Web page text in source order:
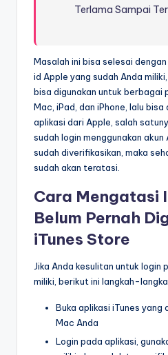
Terlama Sampai
Masalah ini bisa selesai
id Apple yang sudah Anda
bisa digunakan untuk berbagai
Mac, iPad, dan iPhone, lalu
aplikasi dari Apple, salah
sudah login menggunakan akun
sudah diverifikasikan, maka
sudah akan teratasi.
Cara Mengatasi
Belum Pernah
iTunes Store
Jika Anda kesulitan untuk login
miliki, berikut ini langkah-
Buka aplikasi iTunes yang
Mac Anda
Login pada aplikasi,